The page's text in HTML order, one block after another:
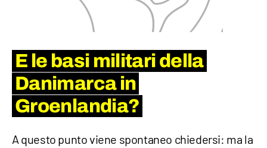
E le basi militari della
Danimarca in
Groenlandia?
A questo punto viene spontaneo chiedersi: ma la